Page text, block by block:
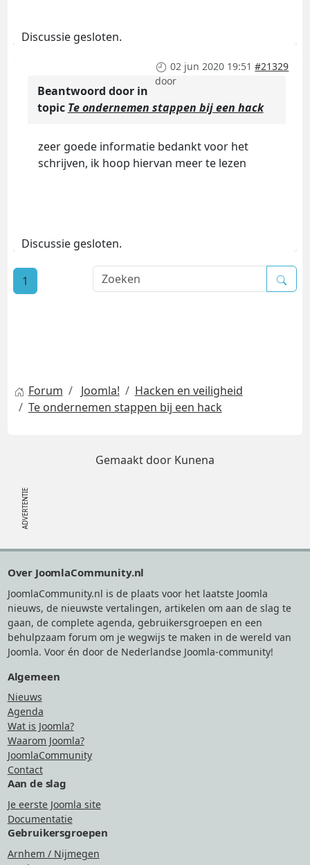
Discussie gesloten.
02 jun 2020 19:51 #21329
door
Beantwoord door in
topic Te ondernemen stappen bij een hack
zeer goede informatie bedankt voor het
schrijven, ik hoop hiervan meer te lezen
Discussie gesloten.
1
Forum Joomla!
Hacken en veiligheid
Te ondernemen stappen bij een hack
Gemaakt door Kunena
Over JoomlaCommunity.nl
JoomlaCommunity.nl is de plaats voor het laatste Joomla
nieuws, de nieuwste vertalingen, artikelen om aan de slag te
gaan, de complete agenda, gebruikersgroepen en een
behulpzaam forum om je wegwijs te maken in de wereld van
Joomla. Voor én door de Nederlandse Joomla-community!
Algemeen
Nieuws
Agenda
Wat is Joomla?
Waarom Joomla?
JoomlaCommunity
Contact
Aan de slag
Je eerste Joomla site
Documentatie
Gebruikersgroepen
Arnhem / Nijmegen